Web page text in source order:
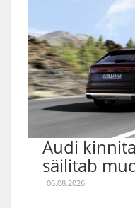
Audi
säilitab
06.08.2026